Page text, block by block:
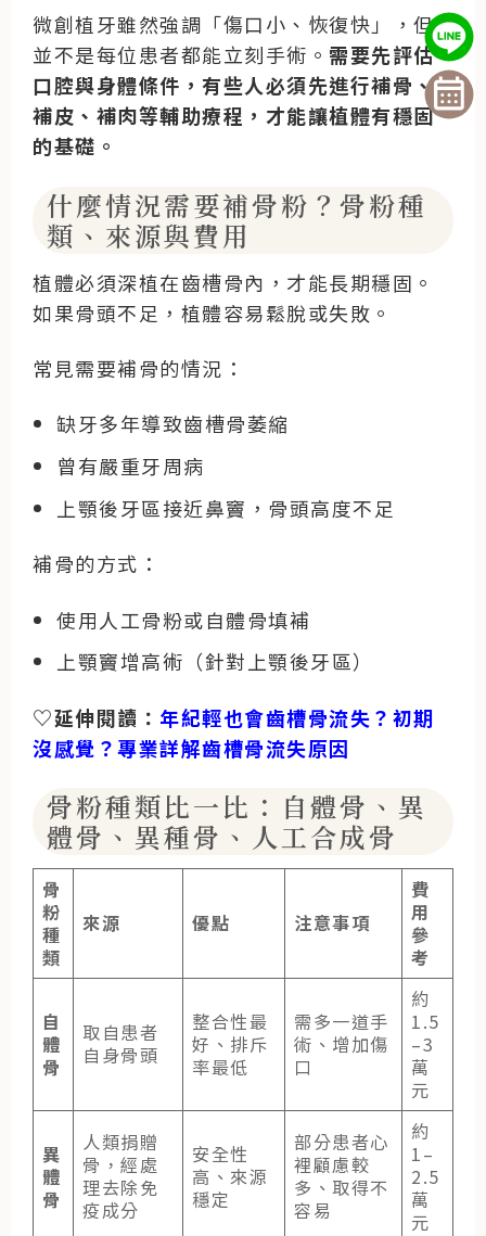
微創植牙雖然強調「傷口小、恢復快」，但
並不是每位患者都能立刻手術。 需要先評估
口腔與身體條件，有些人必須先進行補骨、
補皮、補肉等輔助療程，才能讓植體有穩固
的基礎。
什麼情況需要補骨粉？骨粉種
類、來源與費用
植體必須深植在齒槽骨內，才能長期穩固。
如果骨頭不足，植體容易鬆脫或失敗。
常見需要補骨的情況：
缺牙多年導致齒槽骨萎縮
曾有嚴重牙周病
上顎後牙區接近鼻竇，骨頭高度不足
補骨的方式：
使用人工骨粉或自體骨填補
上顎竇增高術（針對上顎後牙區）
♡延伸閱讀： 年紀輕也會齒槽骨流失？初期
沒感覺？專業詳解齒槽骨流失原因
骨粉種類比一比：自體骨、異
體骨、異種骨、人工合成骨
骨
粉
種
類
來源 優點 注意事項
費
用
參
考
自
體
骨
取自患者
自身骨頭
整合性最
好、排斥
率最低
需多一道手
術、增加傷
口
約
1.5
–3
萬
元
異
體
骨
人類捐贈
骨，經處
理去除免
疫成分
安全性
高、來源
穩定
部分患者心
裡顧慮較
多、取得不
容易
約
1–
2.5
萬
元